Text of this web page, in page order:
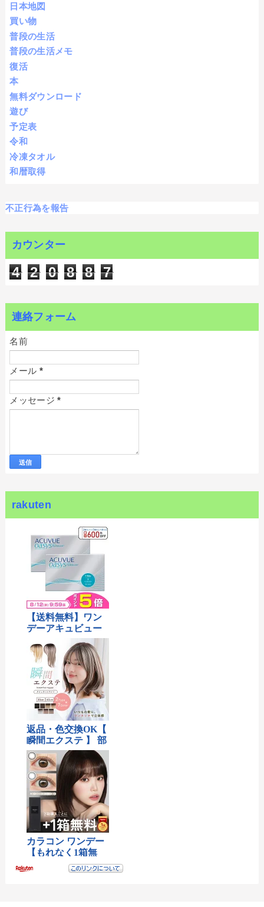
日本地図
買い物
普段の生活
普段の生活メモ
復活
本
無料ダウンロード
遊び
予定表
令和
冷凍タオル
和暦取得
不正行為を報告
カウンター
4 2 0 8 8 7
連絡フォーム
名前
メール *
メッセージ*
rakuten